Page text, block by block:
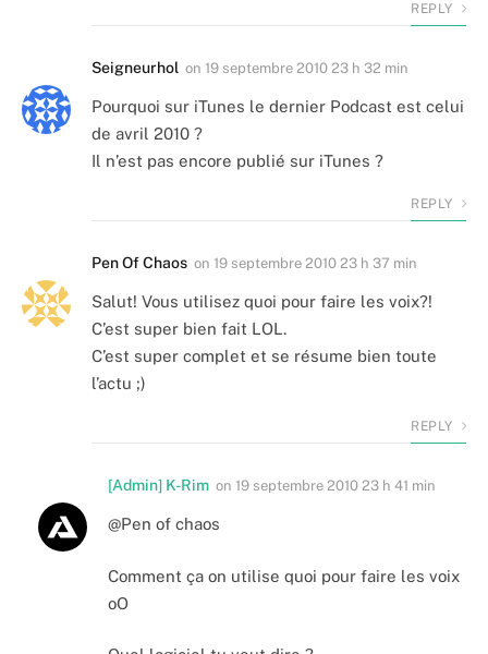
REPLY
Seigneurhol on 19 septembre 2010 23 h 32 min
Pourquoi sur iTunes le dernier Podcast est celui
de avril 2010 ?
Il n’est pas encore publié sur iTunes ?
REPLY
Pen Of Chaos on 19 septembre 2010 23 h 37 min
Salut! Vous utilisez quoi pour faire les voix?!
C’est super bien fait LOL.
C’est super complet et se résume bien toute
l’actu ;)
REPLY
[Admin] K-Rim on 19 septembre 2010 23 h 41 min
@Pen of chaos
Comment ça on utilise quoi pour faire les voix
oO